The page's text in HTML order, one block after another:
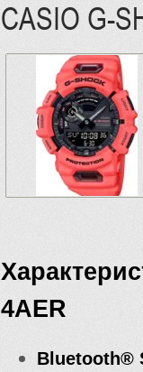
CASIO G-
4AER
Bluetooth®